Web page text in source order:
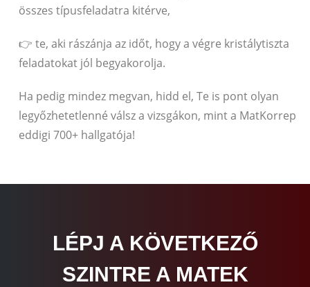
összes típusfeladatra kitérve,
👉 te, aki rászánja az időt, hogy a végre kristálytiszta
feladatokat jól begyakorolja.
Ha pedig mindez megvan, hidd el, Te is pont olyan
legyőzhetetlenné válsz a vizsgákon, mint a MatKorrep
eddigi 700+ hallgatója!
LÉPJ A KÖVETKEZŐ
SZINTRE A MATEK